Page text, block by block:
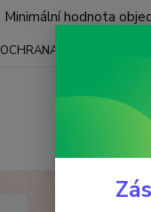
Minimální hodnota
OCHRANA OSOBNÍCH ÚDAJŮ